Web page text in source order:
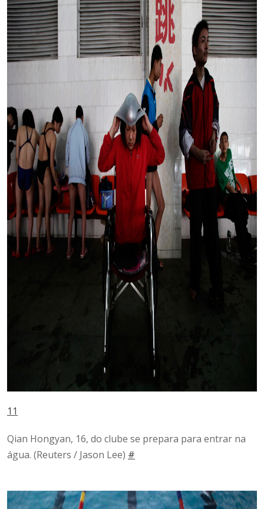
11
Qian Hongyan, 16, do clube se prepara para entrar na
água. (Reuters / Jason Lee) #